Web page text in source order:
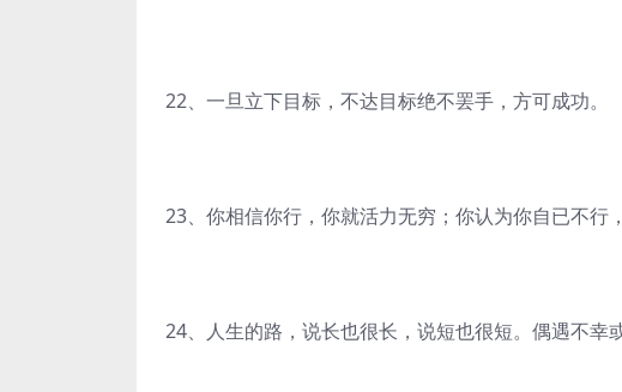
22、一旦立下目标，不达目标绝不罢手，方可成功。
23、你相信你行，你就活力无穷；你认为你自已不行
24、人生的路，说长也很长，说短也很短。偶遇不幸